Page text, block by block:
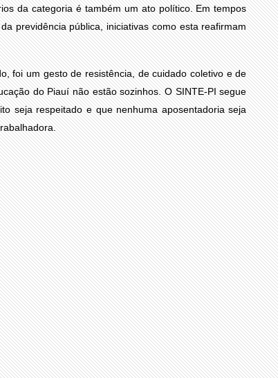
da categoria é também um ato político. Em tempos
previdência pública, iniciativas como esta reafirmam
foi um gesto de resistência, de cuidado coletivo e de
do Piauí não estão sozinhos. O SINTE-PI segue
seja respeitado e que nenhuma aposentadoria seja